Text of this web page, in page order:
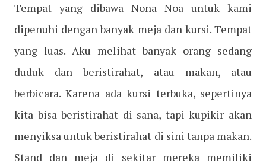
Tempat yang dibawa Nona Noa untuk kami
dipenuhi dengan banyak meja dan kursi. Tempat
yang luas. Aku melihat banyak orang sedang
duduk dan beristirahat, atau makan, atau
berbicara. Karena ada kursi terbuka, sepertinya
kita bisa beristirahat di sana, tapi kupikir akan
menyiksa untuk beristirahat di sini tanpa makan.
Stand dan meja di sekitar mereka memiliki